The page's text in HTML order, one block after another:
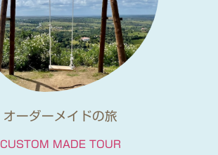
オーダーメイドの旅
CUSTOM MADE TOUR